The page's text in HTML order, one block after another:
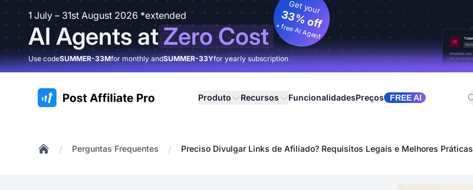
1 July – 31st August 2026 *extended
AI Agents atZero Cost
Get your
33% off
+ free AI Agent
Use codeSUMMER-33Mfor monthly andSUMMER-33Yfor yearly subscription
:site.title Produto Recursos FuncionalidadesPreços FREE AI
/ Perguntas Frequentes / Preciso Divulgar Links de Afiliado? Requisitos Legais e Melhores Práticas